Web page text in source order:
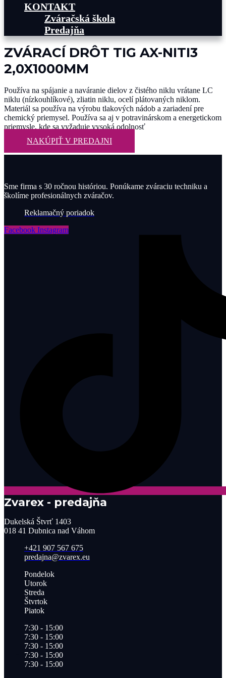
KONTAKT
Zváračská škola
Predajňa
ZVÁRACÍ DRÔT TIG AX-NITI3
2,0X1000MM
Používa na spájanie a naváranie dielov z čistého niklu vrátane LC
niklu (nízkouhlíkové), zliatin niklu, ocelí plátovaných niklom.
Materiál sa používa na výrobu tlakových nádob a zariadení pre
chemický priemysel. Používa sa aj v potravinárskom a energetickom
priemysle, kde sa vyžaduje vysoká odolnosť
NAKÚPIŤ V PREDAJNI
Sme firma s 30 ročnou históriou. Ponúkame zváraciu techniku a
školíme profesionálnych zváračov.
Reklamačný poriadok
Facebook Instagram
Zvarex - predajňa
Dukelská Štvrť 1403
018 41 Dubnica nad Váhom
+421 907 567 675
predajna@zvarex.eu
Pondelok
Utorok
Streda
Štvrtok
Piatok
7:30 - 15:00
7:30 - 15:00
7:30 - 15:00
7:30 - 15:00
7:30 - 15:00